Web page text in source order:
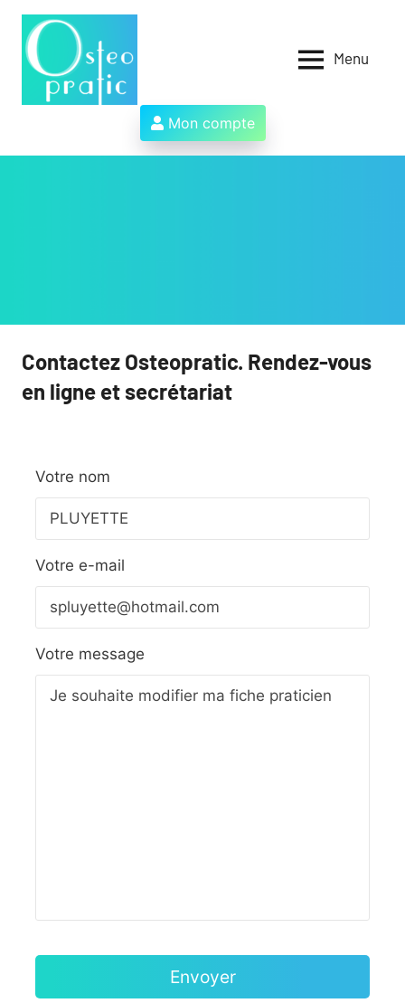
Aller
contenu
des
ostéopathes
et
Menu
Mon compte
Contactez Osteopratic. Rendez-vous
en ligne et secrétariat
Votre nom
Votre e-mail
Votre message